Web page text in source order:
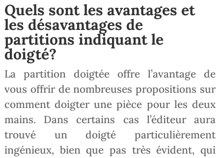
Quels sont les avantages et
les désavantages de
partitions indiquant le
doigté?
La partition doigtée offre l’avantage de
vous offrir de nombreuses propositions sur
comment doigter une pièce pour les deux
mains. Dans certains cas l’éditeur aura
trouvé un doigté particulièrement
ingénieux, bien que pas très évident, qui